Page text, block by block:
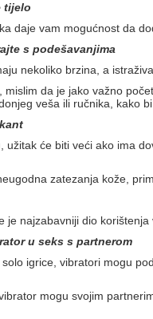
tijelo
daje vam mogućnost da
s podešavanjima
nekoliko brzina, a
mislim da je jako važno
veša ili ručnika, kako
užitak će biti veći ako ima
zatezanja kože,
je najzabavniji dio
u seks s partnerom
igrice, vibratori mogu
mogu svojim